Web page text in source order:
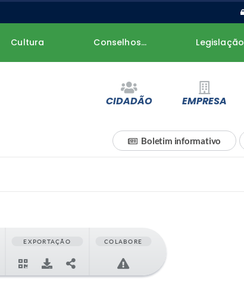
Cultura Conselhos... Legislação
CIDADÃO EMPRESA
Boletim informativo
EXPORTAÇÃO COLABORE